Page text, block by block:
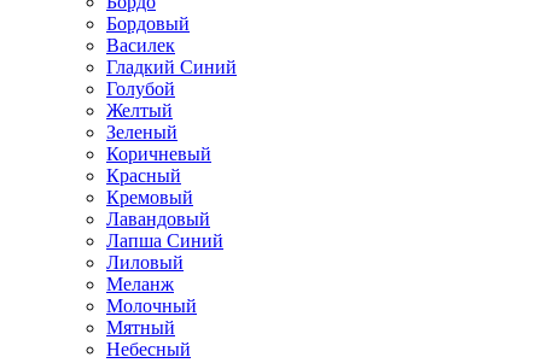
Бордовый
Василек
Гладкий Синий
Голубой
Желтый
Зеленый
Коричневый
Красный
Кремовый
Лавандовый
Лапша Синий
Лиловый
Меланж
Молочный
Мятный
Небесный